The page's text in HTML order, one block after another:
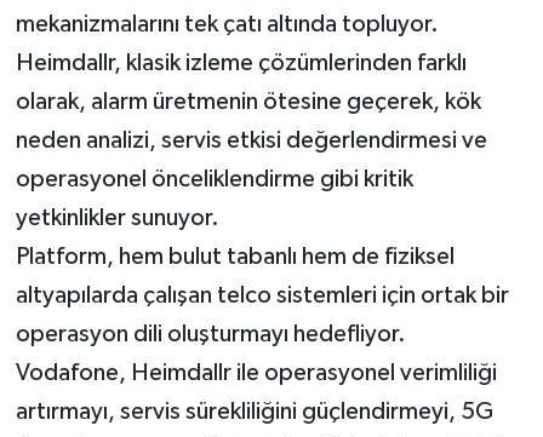
mekanizmalarını tek çatı altında topluyor.
Heimdallr, klasik izleme çözümlerinden farklı
olarak, alarm üretmenin ötesine geçerek, kök
neden analizi, servis etkisi değerlendirmesi ve
operasyonel önceliklendirme gibi kritik
yetkinlikler sunuyor.
Platform, hem bulut tabanlı hem de fiziksel
altyapılarda çalışan telco sistemleri için ortak bir
operasyon dili oluşturmayı hedefliyor.
Vodafone, Heimdallr ile operasyonel verimliliği
artırmayı, servis sürekliliğini güçlendirmeyi, 5G